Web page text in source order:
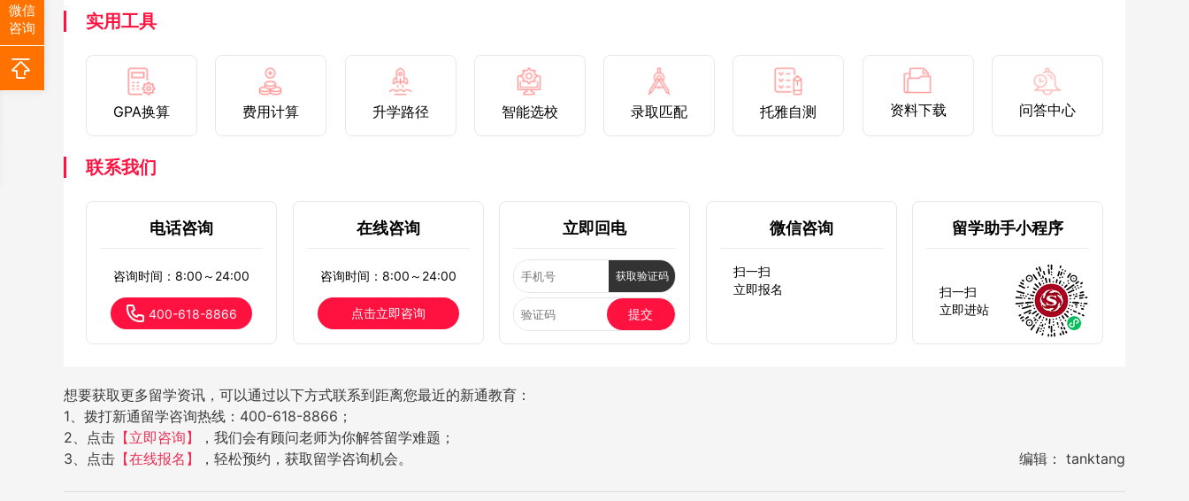
实用工具
GPA换算 费用计算 升学路径 智能选校 录取匹配 托雅自测 资料下载 问答中心
联系我们
电话咨询
咨询时间：8:00～24:00
400-618-8866
在线咨询
咨询时间：8:00～24:00
点击立即咨询
立即回电
获取验证码
提交
微信咨询
扫一扫
立即报名
留学助手小程序
扫一扫
立即进站
想要获取更多留学资讯，可以通过以下方式联系到距离您最近的新通教育：
1、拨打新通留学咨询热线：400-618-8866；
2、点击 【立即咨询】
，我们会有顾问老师为你解答留学难题；
3、点击 【在线报名】 ，轻松预约，获取留学咨询机会。 编辑： tanktang
微信
咨询